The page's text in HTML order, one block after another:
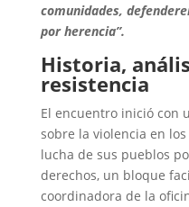
comunidades,
por herencia”.
Historia,
resistencia
El encuentro inició con
sobre la violencia en
lucha de sus pueblos
derechos, un bloque
coordinadora de la